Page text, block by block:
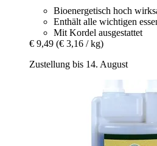
Bioenergetisch hoch
Enthält alle wichtigen
Mit Kordel ausgestattet
€ 9,49 (€ 3,16 / kg)
Zustellung bis 14. August